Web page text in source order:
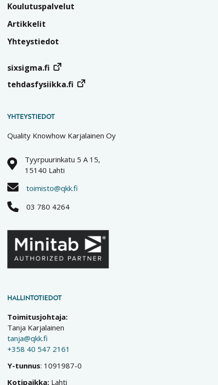
Koulutuspalvelut
Artikkelit
Yhteystiedot
sixsigma.fi
tehdasfysiikka.fi
YHTEYSTIEDOT
Quality Knowhow Karjalainen Oy
Tyyrpuurinkatu 5 A 15,
15140 Lahti
toimisto@qkk.fi
03 780 4264
HALLINTOTIEDOT
Toimitusjohtaja:
Tanja Karjalainen
tanja@qkk.fi
+358 40 547 2161
Y-tunnus: 1091987-0
Kotipaikka: Lahti